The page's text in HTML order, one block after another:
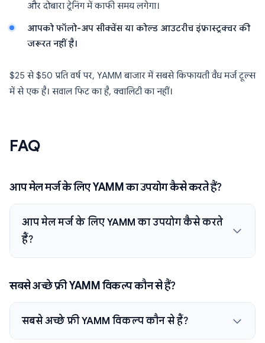
और दोबारा ट्रेनिंग में काफी समय लगेगा।
आपको फॉलो-अप सीक्वेंस या कोल्ड आउटरीच इंफ्रास्ट्रक्चर की
जरूरत नहीं है।
$25 से $50 प्रति वर्ष पर, YAMM बाजार में सबसे किफायती वैध मर्ज टूल्स
में से एक है। सवाल फिट का है, क्वालिटी का नहीं।
FAQ
आप मेल मर्ज के लिए YAMM का उपयोग कैसे करते हैं?
आप मेल मर्ज के लिए YAMM का उपयोग कैसे करते
हैं?
सबसे अच्छे फ्री YAMM विकल्प कौन से हैं?
सबसे अच्छे फ्री YAMM विकल्प कौन से हैं?